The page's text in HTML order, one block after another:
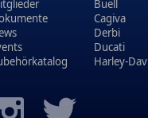
Buell
Cagiva
Derbi
Ducati
Harley-